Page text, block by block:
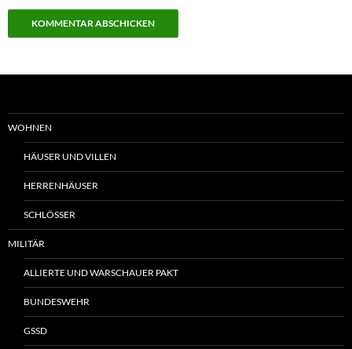
WOHNEN
HÄUSER UND VILLEN
HERRENHÄUSER
SCHLÖSSER
MILITÄR
ALLIERTE UND WARSCHAUER PAKT
BUNDESWEHR
GSSD